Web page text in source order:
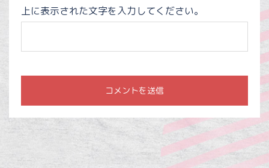
上に表示された文字を入力してください。